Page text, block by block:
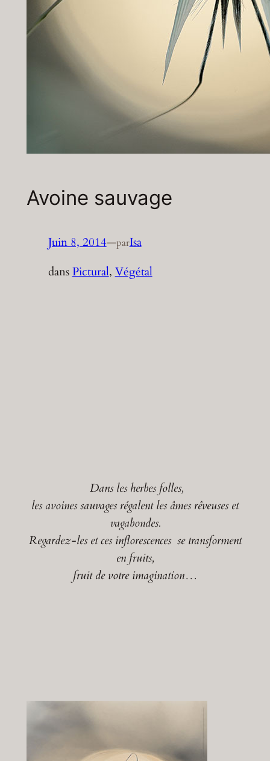
Avoine sauvage
Juin 8, 2014—parIsa
dansPictural, Végétal
Dans les herbes folles,
les avoines sauvages régalent les âmes rêveuses et
vagabondes.
Regardez-les et ces inflorescences se transforment
en fruits,
fruit de votre imagination…